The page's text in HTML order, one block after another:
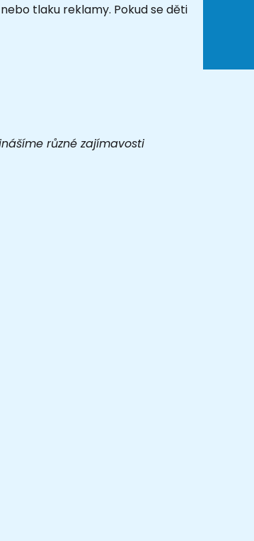
tlaku reklamy. Pokud se děti
různé zajímavosti